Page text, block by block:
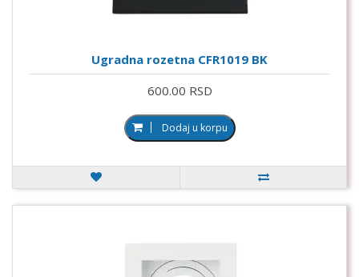
Ugradna rozetna CFR1019 BK
600.00 RSD
Dodaj u korpu